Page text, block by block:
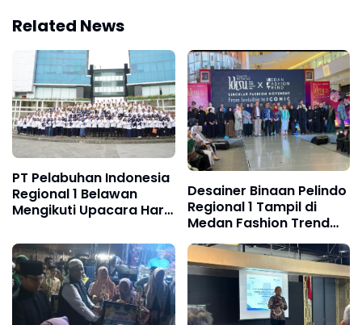
Related News
PT Pelabuhan Indonesia
Regional 1 Belawan
Mengikuti Upacara Hari
2026
Desainer Binaan Pelindo
Regional 1 Tampil di
Medan Fashion Trend
2026